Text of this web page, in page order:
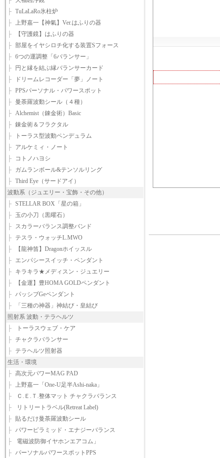
├ TuLaLaRo氷柱炉
├ 上野嘉一【神氣】Ver.はふりの器
├
【守護鏡】はふりの器
├ 部屋をイヤシロチ化する装置Sフォース
├ 6つの運調整「6バランサー」
├
円と縁を結ぶ縁バランサーカード
├
ドリームレコーダー「夢」ノート
├ PPSパーソナル・パワースポット
├ 曼荼羅波動シール（４種）
├ Alchemist（錬金術）Basic
├ 錬金術＆フラクタル
├
トーラス型波動ペンデュラム
├ アルケミィ・ノート
├
コトノハヨシ
├ ガムランボール&テンソルリング
├ Third Eye（サードアイ）
波動系（ジュエリー・宝飾・その他）
├ STELLAR BOX「星の箱」
├ 玉の小刀（黒曜石）
├ スカラーバランス調整バンド
├ テスラ・ウォッチL.MWO
├
【龍神笛】Dragonホイッスル
├ エンパシースイッチ・ペンダント
├ キラキラ★メディスン・ジュエリー
├
【金運】豊HOMA GOLDペンダント
├ パッシブGeペンダント
├
「三種の神器」神結び・皇結び
照射系 波動・テラヘルツ
├
トーラスウェブ・ケア
├ チャクラバランサー
├ テラヘルツ照射器
生活・環境
├ 高次元パワーMAG PAD
├ 上野嘉一「One-U足半Ashi-naka」
├
Ｃ.Ｅ.Ｔ.整体マット チャクラバランス
├
リトリートラベル(Retreat Label)
├ 貼るだけ曼荼羅波動シール
├ パワーピラミッド・エナジーバランス
├
電磁波防御イヤホンエアコム」
├ パーソナルパワースポットPPS